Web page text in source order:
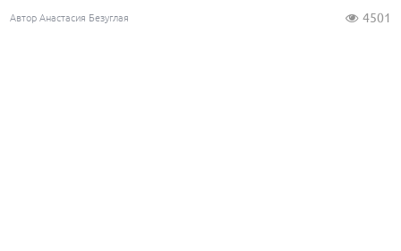
Автор Анастасия Безуглая 4501